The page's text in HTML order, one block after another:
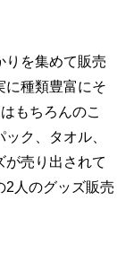
を集めて販売
に種類豊富にそ
もちろんのこ
ク、タオル、
が売り出されて
2人のグッズ販売